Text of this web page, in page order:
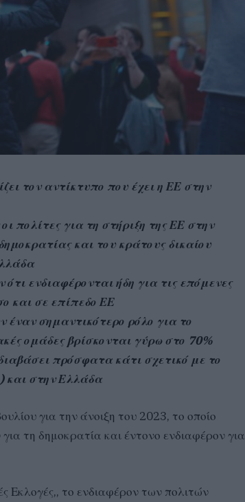
τον αντίκτυπο που έχει η ΕΕ στην
πολίτες για τη στήριξη της ΕΕ στην
και του κράτους δικαίου
ενδιαφέρονται ήδη για τις επόμενες
και σε επίπεδο ΕΕ
έναν σημαντικότερο ρόλο για το
ομάδες βρίσκονται γύρω στο 70%
πρόσφατα κάτι σχετικό με το
και στην Ελλάδα
για την άνοιξη του 2023, το οποίο
τη δημοκρατία και έντονο ενδιαφέρον για
Εκλογές,, το ενδιαφέρον των πολιτών